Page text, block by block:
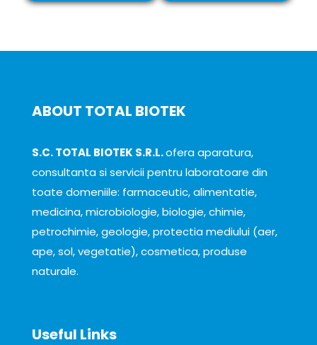
ABOUT TOTAL BIOTEK
S.C. TOTAL BIOTEK S.R.L.ofera aparatura,
consultanta si servicii pentru laboratoare din
toate domeniile: farmaceutic, alimentatie,
medicina, microbiologie, biologie, chimie,
petrochimie, geologie, protectia mediului (aer,
ape, sol, vegetatie), cosmetica, produse
naturale.
Useful Links